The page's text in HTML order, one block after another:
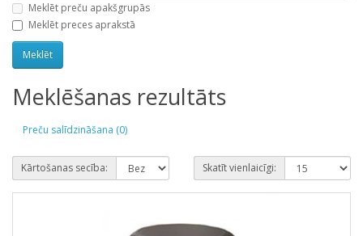
Meklēt preču apakšgrupās
Meklēt preces aprakstā
Meklēšanas rezultāts
Preču salīdzināšana (0)
Kārtošanas secība: Skatīt vienlaicīgi: